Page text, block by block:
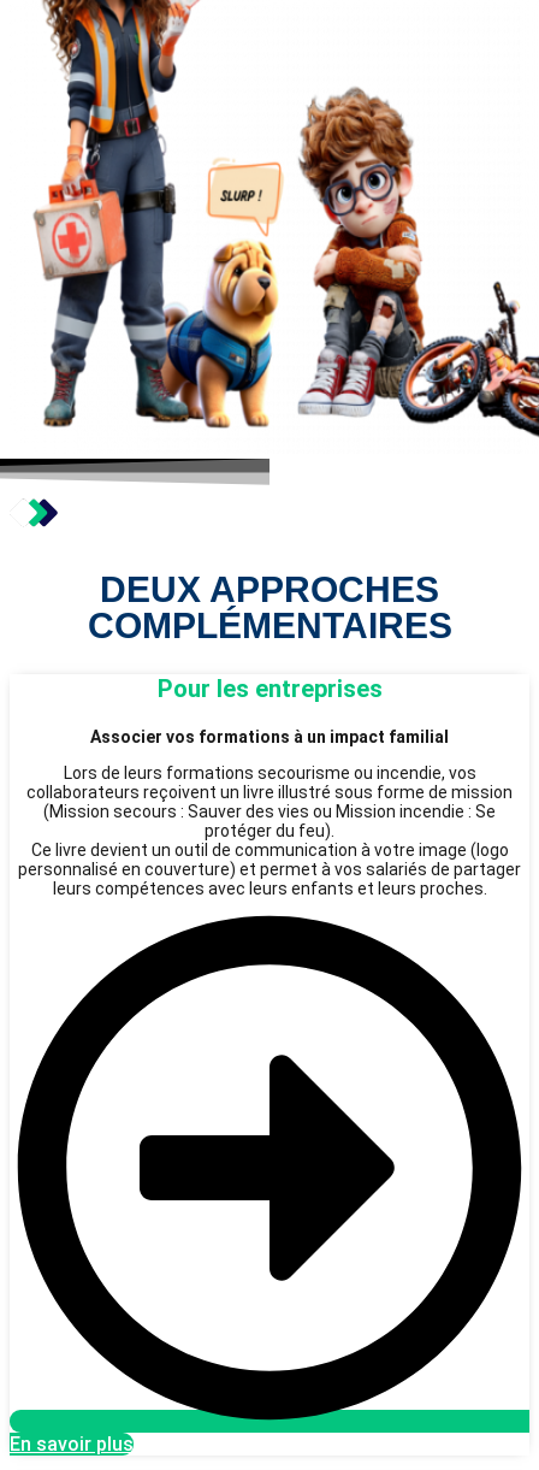
DEUX APPROCHES
COMPLÉMENTAIRES
Pour les entreprises
Associer vos formations à un impact familial
Lors de leurs formations secourisme ou incendie, vos
collaborateurs reçoivent un livre illustré sous forme de mission
(Mission secours : Sauver des vies ou Mission incendie : Se
protéger du feu).
Ce livre devient un outil de communication à votre image (logo
personnalisé en couverture) et permet à vos salariés de partager
leurs compétences avec leurs enfants et leurs proches.
En savoir plus